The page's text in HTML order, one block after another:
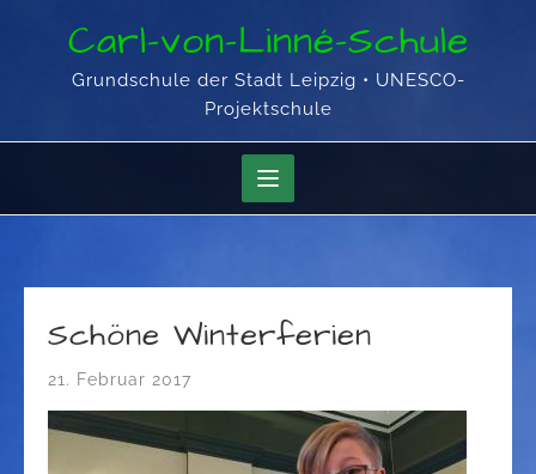
Carl-von-Linné-Schule
Grundschule der Stadt Leipzig • UNESCO-
Projektschule
Schöne Winterferien
21. Februar 2017